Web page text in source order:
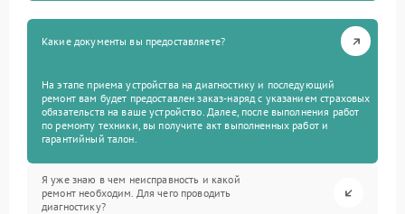
Какие документы вы предоставляете?
На этапе приема устройства на диагностику и последующий
ремонт вам будет предоставлен заказ-наряд с указанием страховых
обязательств на ваше устройство. Далее, после выполнения работ
по ремонту техники, вы получите акт выполненных работ и
гарантийный талон.
Я уже знаю в чем неисправность и какой
ремонт необходим. Для чего проводить
диагностику?